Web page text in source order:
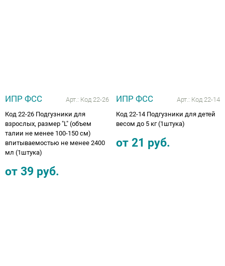
ИПР ФСС Арт.: Код 22-26
Код 22-26 Подгузники для
взрослых, размер "L" (объем
талии не менее 100-150 см)
впитываемостью не менее 2400
мл (1штука)
от 39 руб.
ИПР ФСС Арт.: Код 22-14
Код 22-14 Подгузники для детей
весом до 5 кг (1штука)
от 21 руб.